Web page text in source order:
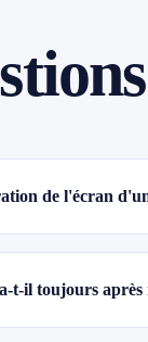
de l'écran
t-il toujours